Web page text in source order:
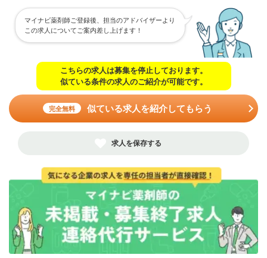
マイナビ薬剤師ご登録後、担当のアドバイザーより
この求人についてご案内差し上げます！
こちらの求人は募集を停止しております。
似ている条件の求人のご紹介が可能です。
完全無料 似ている求人を紹介してもらう
求人を保存する